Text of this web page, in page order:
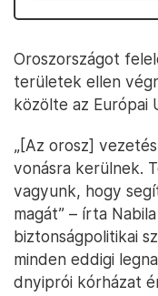
Oroszországot
területek ellen
közölte az Európai
„[Az orosz]
vonásra kerülnek.
vagyunk, hogy
magát” – írta
biztonságpolitikai
minden eddigi
dnyiprói kórházat